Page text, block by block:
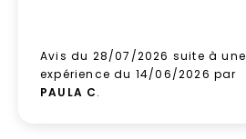
Avis du 28/07/2026 suite à une
expérience du 14/06/2026 par
PAULA C.